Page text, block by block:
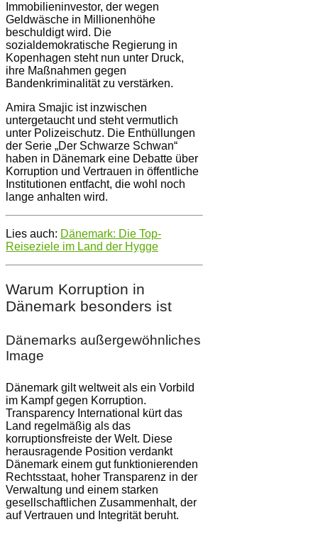
Immobilieninvestor, der wegen
Geldwäsche in Millionenhöhe
beschuldigt wird. Die
sozialdemokratische Regierung in
Kopenhagen steht nun unter Druck,
ihre Maßnahmen gegen
Bandenkriminalität zu verstärken.
Amira Smajic ist inzwischen
untergetaucht und steht vermutlich
unter Polizeischutz. Die Enthüllungen
der Serie „Der Schwarze Schwan“
haben in Dänemark eine Debatte über
Korruption und Vertrauen in öffentliche
Institutionen entfacht, die wohl noch
lange anhalten wird.
Lies auch: Dänemark: Die Top-
Reiseziele im Land der Hygge
Warum Korruption in
Dänemark besonders ist
Dänemarks außergewöhnliches
Image
Dänemark gilt weltweit als ein Vorbild
im Kampf gegen Korruption.
Transparency International kürt das
Land regelmäßig als das
korruptionsfreiste der Welt. Diese
herausragende Position verdankt
Dänemark einem gut funktionierenden
Rechtsstaat, hoher Transparenz in der
Verwaltung und einem starken
gesellschaftlichen Zusammenhalt, der
auf Vertrauen und Integrität beruht.